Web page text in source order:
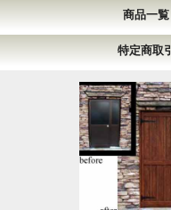
商品一覧
特定商取引